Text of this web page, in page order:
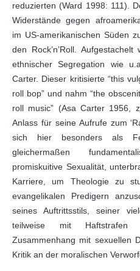
reduzierten (Ward 1998: 111).
Widerstände gegen
im US-amerikanischen Süden
den Rock’n’Roll.
ethnischer Segregation wie
Carter. Dieser kritisierte “this
roll bop” und nahm “the
roll music” (Asa Carter 1956,
Anlass für seine Aufrufe zum
sich hier besonders als
gleichermaßen
promiskuitive Sexualität,
Karriere, um Theologie zu
evangelikalen Predigern
seines Auftrittsstils, seiner
teilweise mit Haft­strafen
Zusammenhang mit sexuellen
Kritik an der moralischen